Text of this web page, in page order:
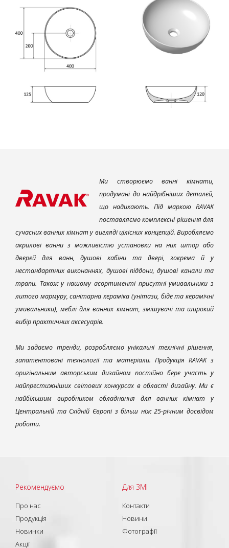
Ми створюємо ванні кімнати,
продумані до найдрібніших деталей,
що надихають. Під маркою RAVAK
поставляємо комплексні рішення для
сучасних ванних кімнат у вигляді цілісних концепцій. Виробляємо
акрилові ванни з можливістю установки на них штор або
дверей для ванн, душові кабіни та двері, зокрема й у
нестандартних виконаннях, душові піддони, душові канали та
трапи. Також у нашому асортименті присутні умивальники з
литого мармуру, санітарна кераміка (унітази, біде та керамічні
умивальники), меблі для ванних кімнат, змішувачі та широкий
вибір практичних аксесуарів.
Ми задаємо тренди, розробляємо унікальні технічні рішення,
запатентовані технології та матеріали. Продукція RAVAK з
оригінальним авторським дизайном постійно бере участь у
найпрестижніших світових конкурсах в області дизайну. Ми є
найбільшим виробником обладнання для ванних кімнат у
Центральній та Східній Європі з більш ніж 25-річним досвідом
роботи.
Рекомендуємо
Про нас
Продукція
Новинки
Акції
Для ЗМІ
Контакти
Новини
Фотографії